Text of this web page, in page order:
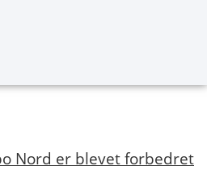
Nord er blevet forbedret